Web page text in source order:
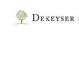
content